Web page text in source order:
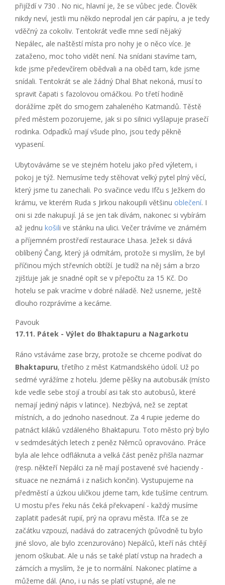
přijíždí v 730 . No nic, hlavní je, že se vůbec jede. Člověk
nikdy neví, jestli mu někdo neprodal jen cár papíru, a je tedy
vděčný za cokoliv. Tentokrát vedle mne sedí nějaký
Nepálec, ale naštěstí místa pro nohy je o něco více. Je
zataženo, moc toho vidět není. Na snídani stavíme tam,
kde jsme předevčírem obědvali a na oběd tam, kde jsme
snídali. Tentokrát se ale žádný Dhal Bhat nekoná, musí to
spravit čapati s fazolovou omáčkou. Po třetí hodině
dorážíme zpět do smogem zahaleného Katmandů. Těstě
před městem pozorujeme, jak si po silnici vyšlapuje prasečí
rodinka. Odpadků mají všude plno, jsou tedy pěkně
vypasení.
Ubytováváme se ve stejném hotelu jako před výletem, i
pokoj je týž. Nemusíme tedy stěhovat velký pytel plný věcí,
který jsme tu zanechali. Po svačince vedu Ifču s Ježkem do
krámu, ve kterém Ruda s Jirkou nakoupili většinu oblečení. I
oni si zde nakupují. Já se jen tak dívám, nakonec si vybírám
až jednu košili ve stánku na ulici. Večer trávíme ve známém
a příjemném prostředí restaurace Lhasa. Ježek si dává
oblíbený Čang, který já odmítám, protože si myslím, že byl
příčinou mých střevních obtíží. Je tudíž na něj sám a brzo
zjišťuje jak je snadné opít se v přepočtu za 15 Kč. Do
hotelu se pak vracíme v dobré náladě. Než usneme, ještě
dlouho rozprávíme a kecáme.
Pavouk
17.11. Pátek - Výlet do Bhaktapuru a Nagarkotu
Ráno vstáváme zase brzy, protože se chceme podívat do
Bhaktapuru, třetího z měst Katmandského údolí. Už po
sedmé vyrážíme z hotelu. Jdeme pěšky na autobusák (místo
kde vedle sebe stojí a troubí asi tak sto autobusů, které
nemají jediný nápis v latince). Nezbývá, než se zeptat
místních, a do jednoho nasednout. Za 4 rupie jedeme do
patnáct kiláků vzdáleného Bhaktapuru. Toto město prý bylo
v sedmdesátých letech z peněz Němců opravováno. Práce
byla ale lehce odfláknuta a velká část peněz přišla nazmar
(resp. někteří Nepálci za ně mají postavené své haciendy -
situace ne neznámá i z našich končin). Vystupujeme na
předměstí a úzkou uličkou jdeme tam, kde tušíme centrum.
U mostu přes řeku nás čeká překvapení - každý musíme
zaplatit padesát rupií, prý na opravu města. Ifča se ze
začátku vzpouzí, nadává do zatracených (původně tu bylo
jiné slovo, ale bylo zcenzurováno) Nepálců, kteří nás chtějí
jenom oškubat. Ale u nás se také platí vstup na hradech a
zámcích a myslím, že je to normální. Nakonec platíme a
můžeme dál. (Ano, i u nás se platí vstupné, ale ne